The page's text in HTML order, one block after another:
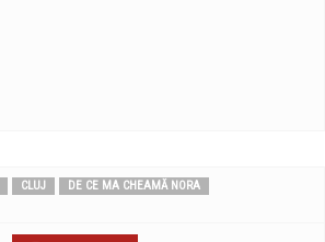
CLUJ
DE CE MA CHEAMĂ NORA